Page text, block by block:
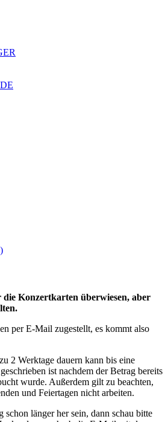
Konzertkarten überwiesen, aber
per E-Mail zugestellt, es kommt also
2 Werktage dauern kann bis eine
ist nachdem der Betrag bereits
wurde. Außerdem gilt zu beachten,
und Feiertagen nicht arbeiten.
länger her sein, dann schau bitte